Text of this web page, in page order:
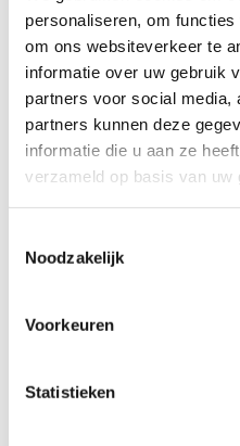
partners voor social media,
partners kunnen deze
informatie die u aan ze
verzameld op basis van
Toestemmingsselectie
Noodzakelijk
Zithoogte (cm)
Merk
Gemonteerd geleverd
Nee
Geadviseerd onderhoudsmiddel
2 jaar CBW